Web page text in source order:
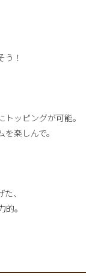
！
ッピングが可能。
楽しんで。
、
。